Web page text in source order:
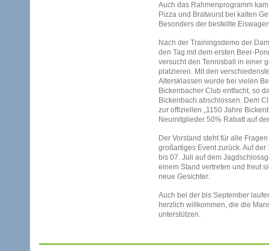
Auch das Rahmenprogramm
Pizza und Bratwurst bei kalten
Besonders der bestellte
Nach der Trainingsdemo der
den Tag mit dem ersten Beer-
versucht den Tennisball in einer
platzieren. Mit den
Altersklassen wurde bei vielen
Bickenbacher Club entfacht, so
Bickenbach abschlossen. Dem
zur offiziellen „1150 Jahre
Neumitglieder 50% Rabatt auf
Der Vorstand steht für alle
großartiges Event zurück. Auf
bis 07. Juli auf dem
einem Stand vertreten und freut
neue Gesichter.
Auch bei der bis September
herzlich willkommen, die die
unterstützen.